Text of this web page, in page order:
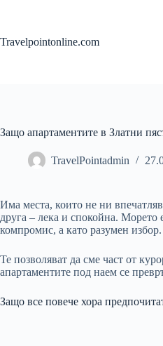
Travelpointonline.com
Защо апартаментите в Златни
TravelPointadmin
Има места, които не ни
друга – лека и спокойна. Морето
компромис, а като разумен избор.
Те позволяват да сме част от
апартаментите под наем се
Защо все повече хора